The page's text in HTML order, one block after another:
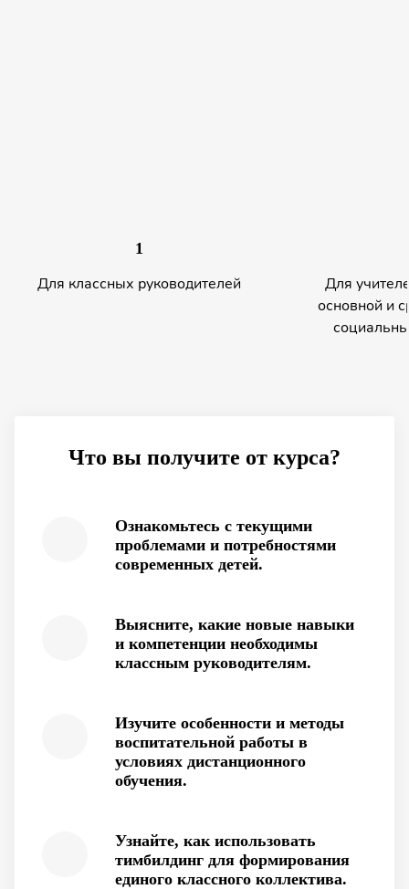
1
Для классных руководителей
Для
основной и
Что вы получите от курса?
Ознакомьтесь с текущими
проблемами и потребностями
современных детей.
Выясните, какие новые навыки
и компетенции необходимы
классным руководителям.
Изучите особенности и методы
воспитательной работы в
условиях дистанционного
обучения.
Узнайте, как использовать
тимбилдинг для формирования
единого классного коллектива.